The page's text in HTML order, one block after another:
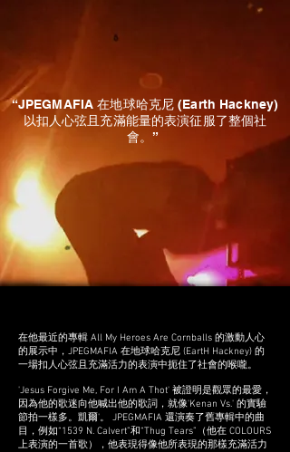
“JPEGMAFIA 在地球哈克尼 (Earth Hackney)
以扣人心弦且充滿能量的表演征服了整個社
會。”
在他最近的專輯 All My Heroes Are Cornballs 的激動人心
的展示中，JPEGMAFIA 在地球哈克尼 (EartH Hackney) 的
一場扣人心弦且充滿活力的表演中扼住了社會的喉嚨。
'Jesus Forgive Me, For I Am A Thot' 被證明是觀眾的最愛，
因為他的歌迷向他喊出他的歌詞，就像'Kenan Vs.' 的實驗
節拍一樣多。凱爾'。 JPEGMAFIA 還演奏了舊專輯中的曲
目，例如“1539 N. Calvert”和“Thug Tears”（他在 COLOURS
上表演的一首歌），他表現得像他所表現的那樣充滿活力